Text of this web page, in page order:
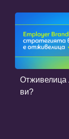
Отживелица
ви?